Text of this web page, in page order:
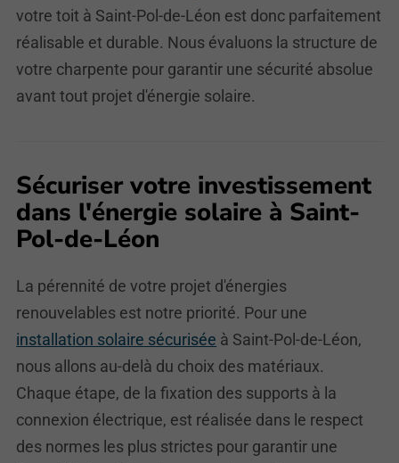
votre toit à Saint-Pol-de-Léon est donc parfaitement
réalisable et durable. Nous évaluons la structure de
votre charpente pour garantir une sécurité absolue
avant tout projet d'énergie solaire.
Sécuriser votre investissement
dans l'énergie solaire à Saint-
Pol-de-Léon
La pérennité de votre projet d'énergies
renouvelables est notre priorité. Pour une
installation solaire sécurisée à Saint-Pol-de-Léon,
nous allons au-delà du choix des matériaux.
Chaque étape, de la fixation des supports à la
connexion électrique, est réalisée dans le respect
des normes les plus strictes pour garantir une